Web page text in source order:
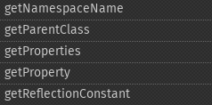
getNamespaceName
getParentClass
getProperties
getProperty
getReflectionConstant